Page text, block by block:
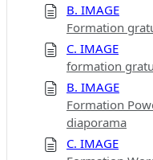
B. IMAGE
Formation
C. IMAGE
formation
B. IMAGE
Formation
diaporama
C. IMAGE